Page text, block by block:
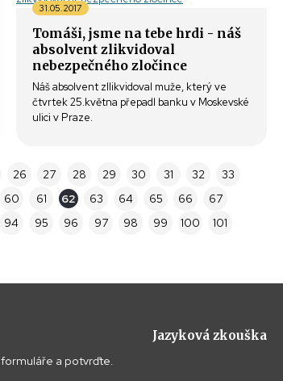
Tomáši, jsme na tebe hrdi - náš
absolvent zlikvidoval
nebezpečného zločince
31.05.2017
Náš absolvent zllikvidoval muže, který ve
čtvrtek 25.května přepadl banku v Moskevské
ulici v Praze.
26 27 28 29 30 31 32
33
60 61 62 63 64 65 66
67
94 95 96 97 98 99 100
101
formuláře a potvrďte.
Jazyková zkouška